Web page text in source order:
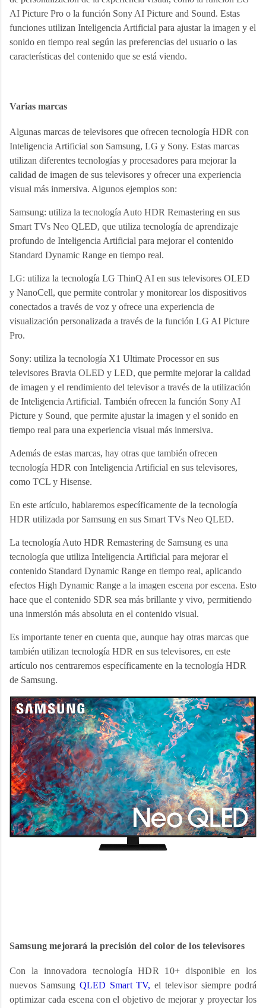
AI Picture Pro o la función Sony AI Picture and Sound. Estas
funciones utilizan Inteligencia Artificial para ajustar la imagen y el
sonido en tiempo real según las preferencias del usuario o las
características del contenido que se está viendo.
Varias marcas
Algunas marcas de televisores que ofrecen tecnología HDR con
Inteligencia Artificial son Samsung, LG y Sony. Estas marcas
utilizan diferentes tecnologías y procesadores para mejorar la
calidad de imagen de sus televisores y ofrecer una experiencia
visual más inmersiva. Algunos ejemplos son:
Samsung: utiliza la tecnología Auto HDR Remastering en sus
Smart TVs Neo QLED, que utiliza tecnología de aprendizaje
profundo de Inteligencia Artificial para mejorar el contenido
Standard Dynamic Range en tiempo real.
LG: utiliza la tecnología LG ThinQ AI en sus televisores OLED
y NanoCell, que permite controlar y monitorear los dispositivos
conectados a través de voz y ofrece una experiencia de
visualización personalizada a través de la función LG AI Picture
Pro.
Sony: utiliza la tecnología X1 Ultimate Processor en sus
televisores Bravia OLED y LED, que permite mejorar la calidad
de imagen y el rendimiento del televisor a través de la utilización
de Inteligencia Artificial. También ofrecen la función Sony AI
Picture y Sound, que permite ajustar la imagen y el sonido en
tiempo real para una experiencia visual más inmersiva.
Además de estas marcas, hay otras que también ofrecen
tecnología HDR con Inteligencia Artificial en sus televisores,
como TCL y Hisense.
En este artículo, hablaremos específicamente de la tecnología
HDR utilizada por Samsung en sus Smart TVs Neo QLED.
La tecnología Auto HDR Remastering de Samsung es una
tecnología que utiliza Inteligencia Artificial para mejorar el
contenido Standard Dynamic Range en tiempo real, aplicando
efectos High Dynamic Range a la imagen escena por escena. Esto
hace que el contenido SDR sea más brillante y vivo, permitiendo
una inmersión más absoluta en el contenido visual.
Es importante tener en cuenta que, aunque hay otras marcas que
también utilizan tecnología HDR en sus televisores, en este
artículo nos centraremos específicamente en la tecnología HDR
de Samsung.
Samsung mejorará la precisión del color de los televisores
Con la innovadora tecnología HDR 10+ disponible en los
nuevos Samsung QLED Smart TV, el televisor siempre podrá
optimizar cada escena con el objetivo de mejorar y proyectar los